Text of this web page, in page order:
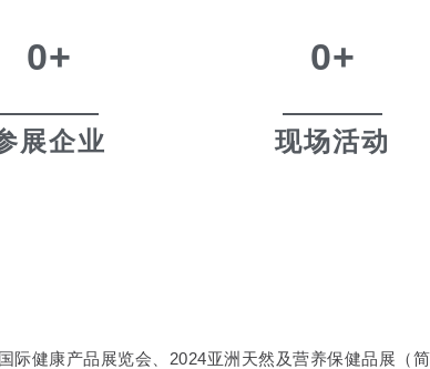
0+
展企业
0+
现场活动
际健康产品展览会、2024亚洲天然及营养保健品展（